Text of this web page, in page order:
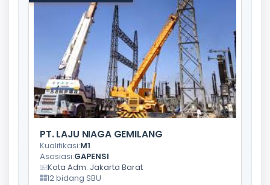
PT. LAJU NIAGA GEMILANG
Kualifikasi:M1
Asosiasi:GAPENSI
Kota Adm. Jakarta Barat
12 bidang SBU